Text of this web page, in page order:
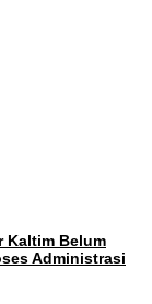
Kaltim Belum
Administrasi